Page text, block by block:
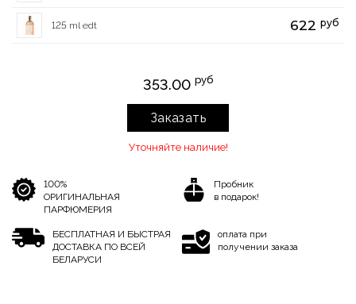
125 ml edt 622 руб
353.00 руб
Заказать
Уточняйте наличие!
100%
ОРИГИНАЛЬНАЯ
ПАРФЮМЕРИЯ
Пробник
в подарок!
БЕСПЛАТНАЯ И БЫСТРАЯ
ДОСТАВКА ПО ВСЕЙ
БЕЛАРУСИ
оплата при
получении заказа